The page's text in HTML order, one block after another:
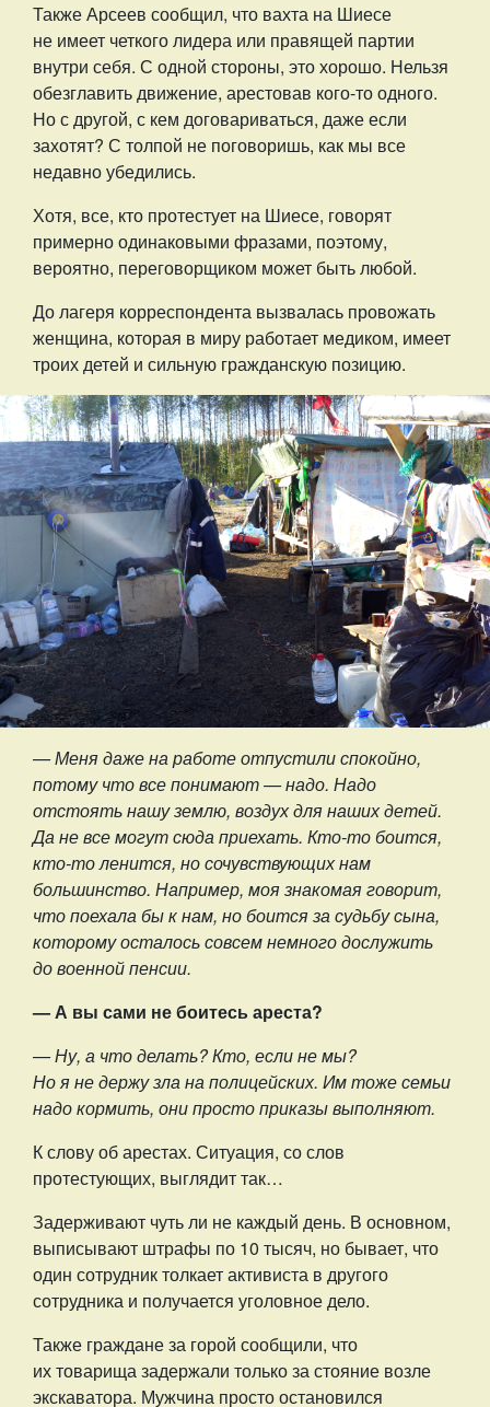
Также Арсеев сообщил, что вахта на Шиесе
не имеет четкого лидера или правящей партии
внутри себя. С одной стороны, это хорошо. Нельзя
обезглавить движение, арестовав кого-то одного.
Но с другой, с кем договариваться, даже если
захотят? С толпой не поговоришь, как мы все
недавно убедились.
Хотя, все, кто протестует на Шиесе, говорят
примерно одинаковыми фразами, поэтому,
вероятно, переговорщиком может быть любой.
До лагеря корреспондента вызвалась провожать
женщина, которая в миру работает медиком, имеет
троих детей и сильную гражданскую позицию.
— Меня даже на работе отпустили спокойно,
потому что все понимают — надо. Надо
отстоять нашу землю, воздух для наших детей.
Да не все могут сюда приехать. Кто-то боится,
кто-то ленится, но сочувствующих нам
большинство. Например, моя знакомая говорит,
что поехала бы к нам, но боится за судьбу сына,
которому осталось совсем немного дослужить
до военной пенсии.
— А вы сами не боитесь ареста?
— Ну, а что делать? Кто, если не мы?
Но я не держу зла на полицейских. Им тоже семьи
надо кормить, они просто приказы выполняют.
К слову об арестах. Ситуация, со слов
протестующих, выглядит так…
Задерживают чуть ли не каждый день. В основном,
выписывают штрафы по 10 тысяч, но бывает, что
один сотрудник толкает активиста в другого
сотрудника и получается уголовное дело.
Также граждане за горой сообщили, что
их товарища задержали только за стояние возле
экскаватора. Мужчина просто остановился